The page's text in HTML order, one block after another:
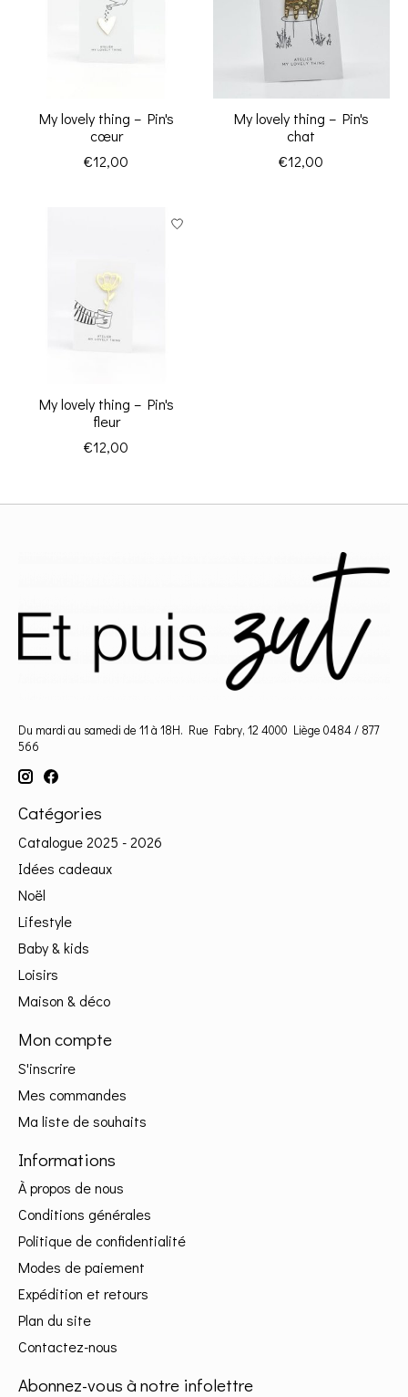
My lovely thing – Pin's
cœur
€12,00
My lovely thing – Pin's
chat
€12,00
My lovely thing – Pin's
fleur
€12,00
Du mardi au samedi de 11 à 18H. Rue Fabry, 12 4000 Liège 0484 / 877
566
Catégories
Catalogue 2025 - 2026
Idées cadeaux
Noël
Lifestyle
Baby & kids
Loisirs
Maison & déco
Mon compte
S'inscrire
Mes commandes
Ma liste de souhaits
Informations
À propos de nous
Conditions générales
Politique de confidentialité
Modes de paiement
Expédition et retours
Plan du site
Contactez-nous
Abonnez-vous à notre infolettre